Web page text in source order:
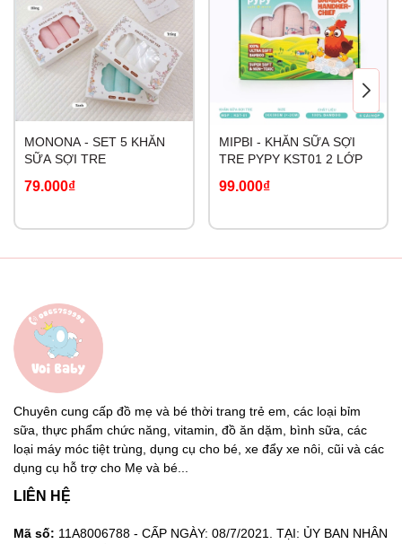
MONONA - SET 5 KHĂN
SỮA SỢI TRE
79.000₫
MIPBI - KHĂN SỮA SỢI
TRE PYPY KST01 2 LỚP
99.000₫
Chuyên cung cấp đồ mẹ và bé thời trang trẻ em, các loại bỉm
sữa, thực phẩm chức năng, vitamin, đồ ăn dặm, bình sữa, các
loại máy móc tiệt trùng, dụng cụ cho bé, xe đẩy xe nôi, cũi và các
dụng cụ hỗ trợ cho Mẹ và bé...
LIÊN HỆ
Mã số: 11A8006788 - CẤP NGÀY: 08/7/2021. TẠI: ỦY BAN NHÂN